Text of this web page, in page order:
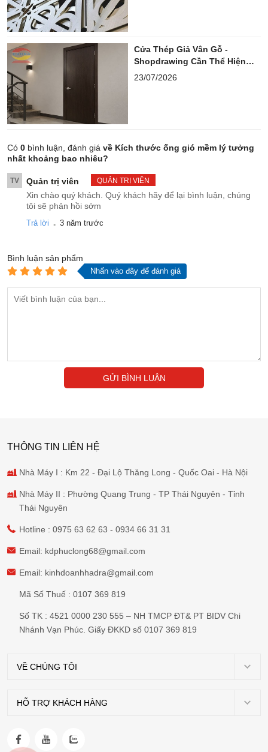
Cửa Thép Giả Vân Gỗ -
Shopdrawing Cần Thể Hiện
Những Gì?
23/07/2026
Có 0 bình luận, đánh giá về Kích thước ống gió mềm lý tưởng
nhất khoảng bao nhiêu?
TV Quản trị viên QUẢN TRỊ VIÊN
Xin chào quý khách. Quý khách hãy để lại bình luận, chúng
tôi sẽ phản hồi sớm
Trả lời . 3 năm trước
Bình luận sản phẩm
Nhấn vào đây để đánh giá
GỬI BÌNH LUẬN
THÔNG TIN LIÊN HỆ
Nhà Máy I : Km 22 - Đại Lộ Thăng Long - Quốc Oai - Hà Nội
Nhà Máy II : Phường Quang Trung - TP Thái Nguyên - Tỉnh
Thái Nguyên
Hotline : 0975 63 62 63 - 0934 66 31 31
Email: kdphuclong68@gmail.com
Email: kinhdoanhhadra@gmail.com
Mã Số Thuế : 0107 369 819
Số TK : 4521 0000 230 555 – NH TMCP ĐT& PT BIDV Chi
Nhánh Vạn Phúc. Giấy ĐKKD số 0107 369 819
VỀ CHÚNG TÔI
thiệu
HỖ TRỢ KHÁCH HÀNG
sách